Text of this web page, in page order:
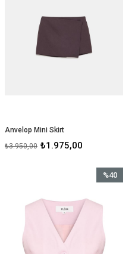
Anvelop Mini Skirt
₺1.975,00
₺3.950,00
%40
%40İndirim